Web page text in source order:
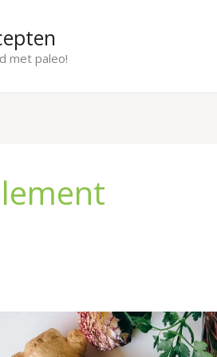
met paleo!